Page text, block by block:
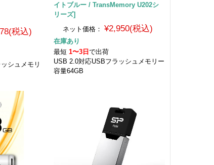
税込)
シュメモリ
イトブルー / TransMemory U202シ
リーズ]
ネット価格：
¥2,950(税込)
在庫あり
最短 1〜3日 で出荷
USB 2.0対応USBフラッシュメモリー
容量64GB